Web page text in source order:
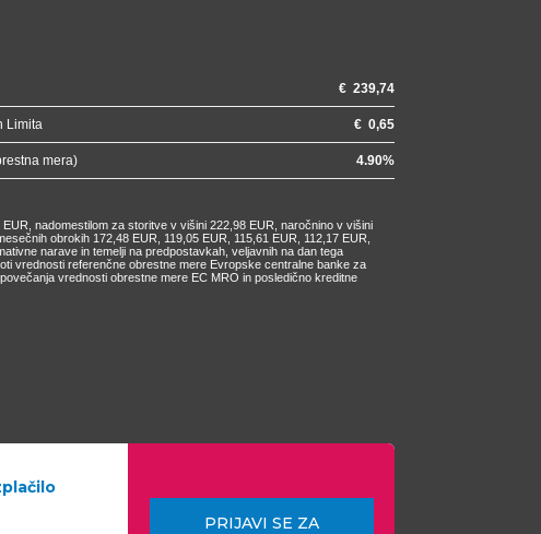
€ 239,74
Limita € 0,65
mera) 4.90%
nadomestilom za storitve v višini 222,98 EUR, naročnino v višini
obrokih 172,48 EUR, 119,05 EUR, 115,61 EUR, 112,17 EUR,
narave in temelji na predpostavkah, veljavnih na dan tega
vrednosti referenčne obrestne mere Evropske centralne banke za
vrednosti obrestne mere EC MRO in posledično kreditne
PRIJAVI SE ZA